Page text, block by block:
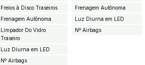
Freios à Disco Traseiros
Frenagem Autônoma
Limpador Do Vidro
Traseiro
Luz Diurna em LED
Nº Airbags
Frenagem Autônoma
Luz Diurna em LED
Nº Airbags